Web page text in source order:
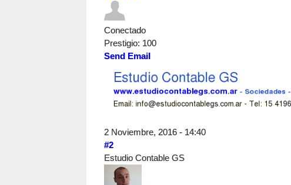
Conectado
Prestigio: 100
Send Email
2 Noviembre, 2016 - 14:40
#2
Estudio Contable GS